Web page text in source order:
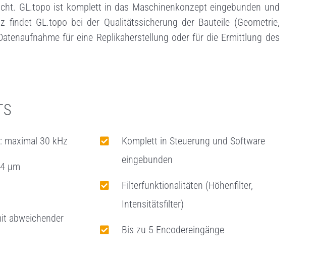
GL.topo ist komplett in das Maschinenkonzept eingebunden und
findet GL.topo bei der Qualitätssicherung der Bauteile (Geometrie,
für eine Replikaherstellung oder für die Ermittlung des
maximal 30 kHz
µm
abweichender
Komplett in Steuerung und Software
eingebunden
Filterfunktionalitäten (Höhenfilter,
Intensitätsfilter)
Bis zu 5 Encodereingänge